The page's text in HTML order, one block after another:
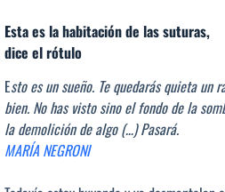
Esta es la habitación de las suturas,
dice el rótulo
Esto es un sueño. Te quedarás quieta un
bien. No has visto sino el fondo de la
la demolición de algo (…) Pasará.
MARÍA NEGRONI